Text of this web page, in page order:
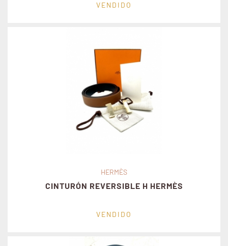
VENDIDO
HERMÈS
CINTURÓN REVERSIBLE H HERMÈS
VENDIDO